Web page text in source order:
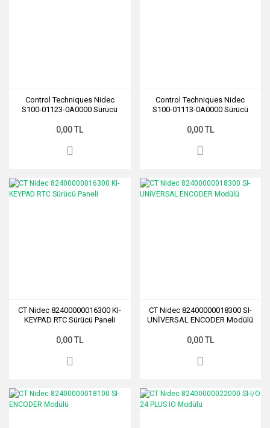
Control Techniques Nidec
S100-01123-0A0000 Sürücü
0,00 TL
Control Techniques Nidec
S100-01113-0A0000 Sürücü
0,00 TL
CT Nidec 82400000016300 KI-
KEYPAD RTC Sürücü Paneli
0,00 TL
CT Nidec 82400000018300 SI-
UNİVERSAL ENCODER Modülü
0,00 TL